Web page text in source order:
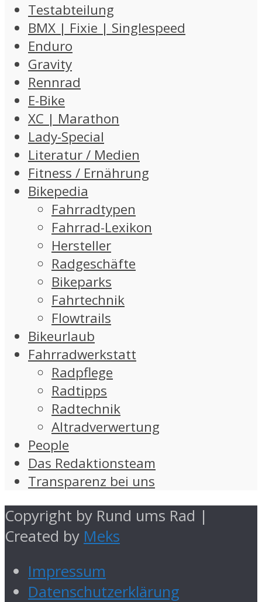
Testabteilung
BMX | Fixie | Singlespeed
Enduro
Gravity
Rennrad
E-Bike
XC | Marathon
Lady-Special
Literatur / Medien
Fitness / Ernährung
Bikepedia
Fahrradtypen
Fahrrad-Lexikon
Hersteller
Radgeschäfte
Bikeparks
Fahrtechnik
Flowtrails
Bikeurlaub
Fahrradwerkstatt
Radpflege
Radtipps
Radtechnik
Altradverwertung
People
Das Redaktionsteam
Transparenz bei uns
Copyright by Rund ums Rad |
Created by Meks
Impressum
Datenschutzerklärung